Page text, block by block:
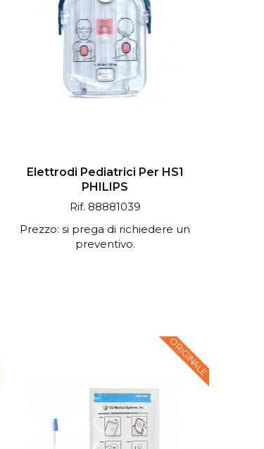
Elettrodi Pediatrici Per HS1
PHILIPS
Rif. 88881039
Prezzo: si prega di richiedere un
preventivo.
ORIGINALE